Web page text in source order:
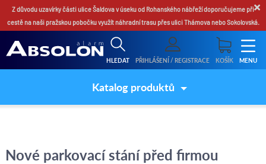
×
Z důvodu uzavírky části ulice Šaldova v úseku od Rohanského nábřeží doporučujeme při
cestě na naši pražskou pobočku využít náhradní trasu přes ulici Thámova nebo Sokolovská.
HLEDAT PŘIHLÁŠENÍ / REGISTRACE KOŠÍK MENU
Katalog produktů
Nové parkovací stání před firmou